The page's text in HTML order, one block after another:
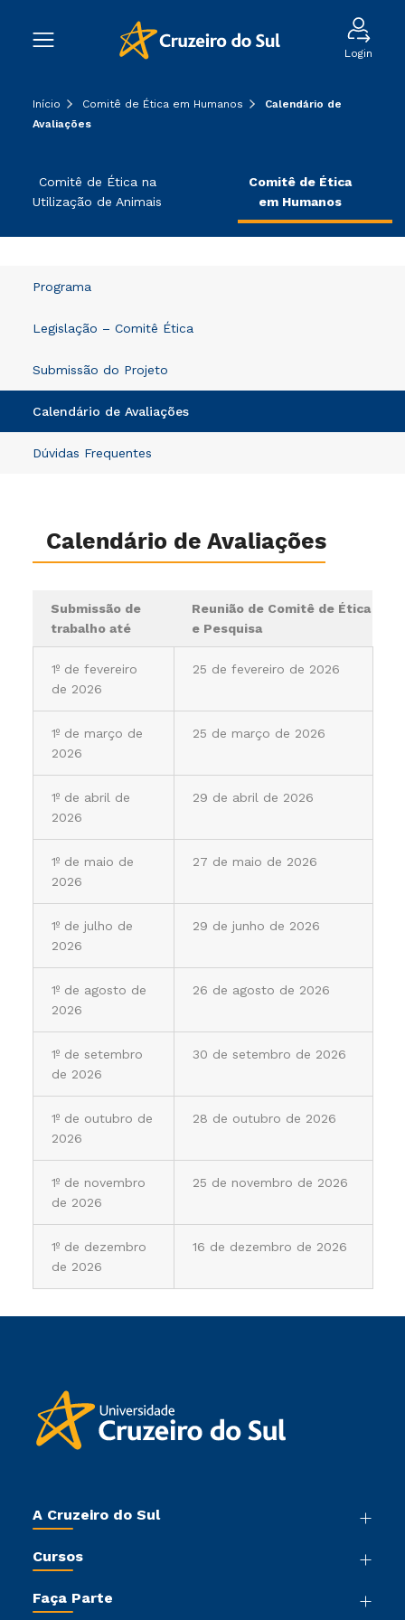
Login
Início Comitê de Ética em Humanos
Calendário de
Avaliações
Comitê de Ética na
Utilização de Animais
Comitê de Ética
em Humanos
Programa
Legislação – Comitê Ética
Submissão do Projeto
Calendário de Avaliações
Dúvidas Frequentes
Calendário de Avaliações
Submissão de
trabalho até
Reunião de Comitê de Ética
e Pesquisa
1º de fevereiro
de 2026
25 de fevereiro de 2026
1º de março de
2026
25 de março de 2026
1º de abril de
2026
29 de abril de 2026
1º de maio de
2026
27 de maio de 2026
1º de julho de
2026
29 de junho de 2026
1º de agosto de
2026
26 de agosto de 2026
1º de setembro
de 2026
30 de setembro de 2026
1º de outubro de
2026
28 de outubro de 2026
1º de novembro
de 2026
25 de novembro de 2026
1º de dezembro
de 2026
16 de dezembro de 2026
A Cruzeiro do Sul
Sala de Imprensa
Sou Colaborador
Cursos
Pós-graduação
Faça Parte